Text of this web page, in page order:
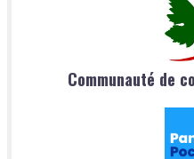
Communauté de